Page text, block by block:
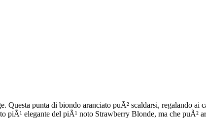
punta di biondo aranciato puÃ² scaldarsi, regalando ai
piÃ¹ elegante del piÃ¹ noto Strawberry Blonde, ma che